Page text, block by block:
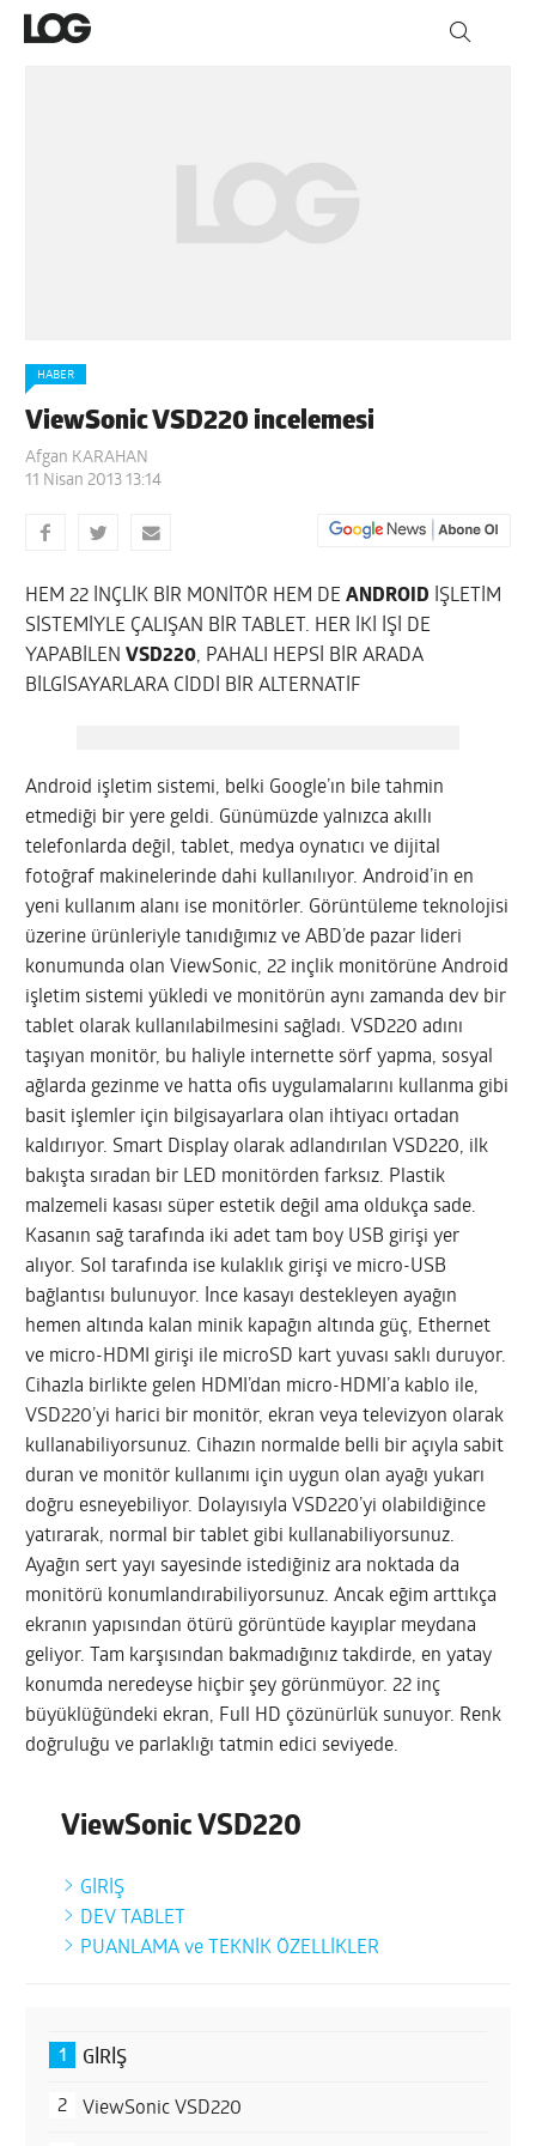
HABER
ViewSonic VSD220 incelemesi
Afgan KARAHAN
11 Nisan 2013 13:14
HEM 22 İNÇLİK BİR MONİTÖR HEM DEANDROID İŞLETİM
SİSTEMİYLE ÇALIŞAN BİR TABLET. HER İKİ İŞİ DE
YAPABİLENVSD220, PAHALI HEPSİ BİR ARADA
BİLGİSAYARLARA CİDDİ BİR ALTERNATİF
Android işletim sistemi, belki Google’ın bile tahmin
etmediği bir yere geldi. Günümüzde yalnızca akıllı
telefonlarda değil, tablet, medya oynatıcı ve dijital
fotoğraf makinelerinde dahi kullanılıyor. Android’in en
yeni kullanım alanı ise monitörler. Görüntüleme teknolojisi
üzerine ürünleriyle tanıdığımız ve ABD’de pazar lideri
konumunda olan ViewSonic, 22 inçlik monitörüne Android
işletim sistemi yükledi ve monitörün aynı zamanda dev bir
tablet olarak kullanılabilmesini sağladı. VSD220 adını
taşıyan monitör, bu haliyle internette sörf yapma, sosyal
ağlarda gezinme ve hatta ofis uygulamalarını kullanma gibi
basit işlemler için bilgisayarlara olan ihtiyacı ortadan
kaldırıyor. Smart Display olarak adlandırılan VSD220, ilk
bakışta sıradan bir LED monitörden farksız. Plastik
malzemeli kasası süper estetik değil ama oldukça sade.
Kasanın sağ tarafında iki adet tam boy USB girişi yer
alıyor. Sol tarafında ise kulaklık girişi ve micro-USB
bağlantısı bulunuyor. İnce kasayı destekleyen ayağın
hemen altında kalan minik kapağın altında güç, Ethernet
ve micro-HDMI girişi ile microSD kart yuvası saklı duruyor.
Cihazla birlikte gelen HDMI’dan micro-HDMI’a kablo ile,
VSD220’yi harici bir monitör, ekran veya televizyon olarak
kullanabiliyorsunuz. Cihazın normalde belli bir açıyla sabit
duran ve monitör kullanımı için uygun olan ayağı yukarı
doğru esneyebiliyor. Dolayısıyla VSD220’yi olabildiğince
yatırarak, normal bir tablet gibi kullanabiliyorsunuz.
Ayağın sert yayı sayesinde istediğiniz ara noktada da
monitörü konumlandırabiliyorsunuz. Ancak eğim arttıkça
ekranın yapısından ötürü görüntüde kayıplar meydana
geliyor. Tam karşısından bakmadığınız takdirde, en yatay
konumda neredeyse hiçbir şey görünmüyor. 22 inç
büyüklüğündeki ekran, Full HD çözünürlük sunuyor. Renk
doğruluğu ve parlaklığı tatmin edici seviyede.
GİRİŞ
ViewSonic VSD220